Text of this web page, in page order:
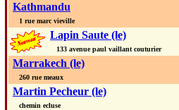
Kathmandu
1 rue marc vieville
Lapin Saute (le)
133 avenue paul vaillant couturier
Marrakech (le)
260 rue meaux
Martin Pecheur (le)
chemin ecluse